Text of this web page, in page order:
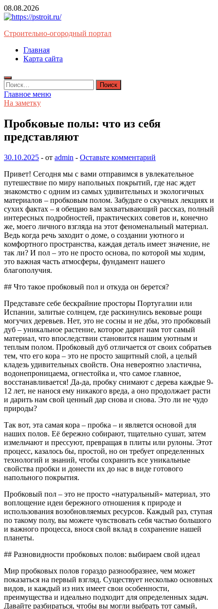
Перейти
к
08.08.2026
Строительно-огородный портал
Главная
Карта сайта
Найти:
Главное меню
На заметку
Пробковые полы: что из себя
представляют
30.10.2025 - от admin - Оставьте комментарий
Привет! Сегодня мы с вами отправимся в увлекательное
путешествие по миру напольных покрытий, где нас ждет
знакомство с одним из самых удивительных и экологичных
материалов – пробковым полом. Забудьте о скучных лекциях и
сухих фактах – я обещаю вам захватывающий рассказ, полный
интересных подробностей, практических советов и, конечно
же, моего личного взгляда на этот феноменальный материал.
Ведь когда речь заходит о доме, о создании уютного и
комфортного пространства, каждая деталь имеет значение, не
так ли? И пол – это не просто основа, по которой мы ходим,
это важная часть атмосферы, фундамент нашего
благополучия.
## Что такое пробковый пол и откуда он берется?
Представьте себе бескрайние просторы Португалии или
Испании, залитые солнцем, где раскинулись вековые рощи
могучих деревьев. Нет, это не сосны и не дбы, это пробковый
дуб – уникальное растение, которое дарит нам тот самый
материал, что впоследствии становится нашим уютным и
теплым полом. Пробковый дуб отличается от своих собратьев
тем, что его кора – это не просто защитный слой, а целый
кладезь удивительных свойств. Она невероятно эластична,
водонепроницаема, огнестойка и, что самое главное,
восстанавливается! Да-да, пробку снимают с дерева каждые 9-
12 лет, не нанося ему никакого вреда, а оно продолжает расти
и дарить нам свой ценный дар снова и снова. Это ли не чудо
природы?
Так вот, эта самая кора – пробка – и является основой для
наших полов. Её бережно собирают, тщательно сушат, затем
измельчают и прессуют, превращая в плиты или рулоны. Этот
процесс, казалось бы, простой, но он требует определенных
технологий и знаний, чтобы сохранить все уникальные
свойства пробки и донести их до нас в виде готового
напольного покрытия.
Пробковый пол – это не просто «натуральный» материал, это
воплощение идеи бережного отношения к природе и
использования возобновляемых ресурсов. Каждый раз, ступая
по такому полу, вы можете чувствовать себя частью большого
и важного процесса, внося свой вклад в сохранение нашей
планеты.
## Разновидности пробковых полов: выбираем свой идеал
Мир пробковых полов гораздо разнообразнее, чем может
показаться на первый взгляд. Существует несколько основных
видов, и каждый из них имеет свои особенности,
преимущества и идеально подходит для определенных задач.
Давайте разбираться, чтобы вы могли выбрать тот самый,